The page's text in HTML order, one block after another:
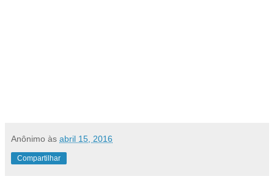
Anônimo às abril 15, 2016
Compartilhar